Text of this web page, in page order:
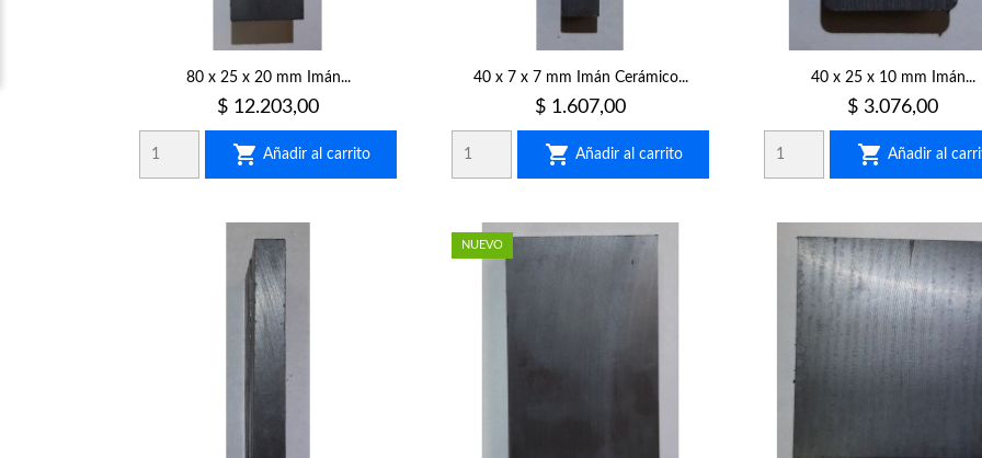
80 x 25 x 20 mm Imán...
Precio
$ 12.203,00
 Añadir al carrito
40 x 7 x 7 mm Imán Cerámico...
Precio
$ 1.607,00
 Añadir al carrito
40 x 25 x 10 mm Imán...
Precio
$ 3.076,00
 Añadir al
NUEVO